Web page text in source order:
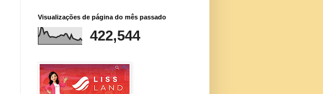
Visualizações de página do mês passado
422,544